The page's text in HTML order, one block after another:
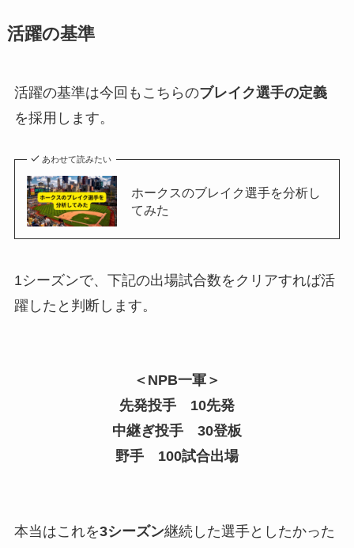
活躍の基準
活躍の基準は今回もこちらのブレイク選手の定義
を採用します。
あわせて読みたい
ホークスのブレイク選手を分析し
てみた
1シーズンで、下記の出場試合数をクリアすれば活
躍したと判断します。
＜NPB一軍＞
先発投手 10先発
中継ぎ投手 30登板
野手 100試合出場
本当はこれを3シーズン継続した選手としたかった